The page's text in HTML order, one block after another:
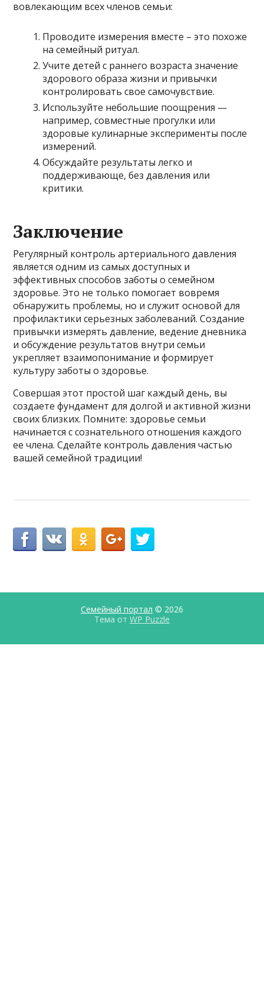
вовлекающим всех членов семьи:
Проводите измерения вместе – это похоже
на семейный ритуал.
Учите детей с раннего возраста значение
здорового образа жизни и привычки
контролировать свое самочувствие.
Используйте небольшие поощрения —
например, совместные прогулки или
здоровые кулинарные эксперименты после
измерений.
Обсуждайте результаты легко и
поддерживающе, без давления или
критики.
Заключение
Регулярный контроль артериального давления
является одним из самых доступных и
эффективных способов заботы о семейном
здоровье. Это не только помогает вовремя
обнаружить проблемы, но и служит основой для
профилактики серьезных заболеваний. Создание
привычки измерять давление, ведение дневника
и обсуждение результатов внутри семьи
укрепляет взаимопонимание и формирует
культуру заботы о здоровье.
Совершая этот простой шаг каждый день, вы
создаете фундамент для долгой и активной жизни
своих близких. Помните: здоровье семьи
начинается с сознательного отношения каждого
ее члена. Сделайте контроль давления частью
вашей семейной традиции!
Семейный портал © 2026
Тема от WP Puzzle